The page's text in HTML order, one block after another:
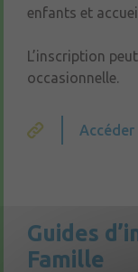
enfants et
L’inscription
occasionnelle.
Accéder
Guides
Famille